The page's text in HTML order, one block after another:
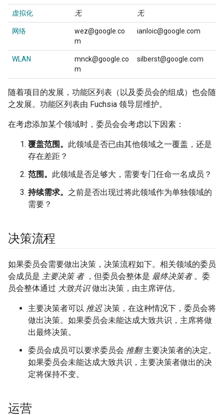
虚拟化 无 无
网络
wez@google.co
m
ianloic@google.com
WLAN
mnck@google.co
m
silberst@google.com
随着项目的发展，功能区列表（以及委员会的组成）也会随
之发展。功能区列表由 Fuchsia 领导层维护。
在考虑添加某个领域时，委员会会考虑以下因素：
覆盖范围。 此领域是否已由其他领域之一覆盖，还是
存在差距？
范围。 此领域是否足够大，需要专门任命一名成员？
持续需求。 之前是否出现过将此领域作为单独领域的
需要？
决策流程
如果委员会需要做出决策，决策流程如下。相关领域的委员
会成员是 主要决策 者，但委员会整体是 最终决策者。委
员会整体通过 大致共识做出决策，由主席评估。
主要决策者可以 推迟决策，在这种情况下，委员会将
做出决策。如果委员会未能达成大致共识，主席将做
出最终决策。
委员会成员可以要求委员会 推翻主要决策者的决定。
如果委员会未能达成大致共识，主要决策者做出的决
定将保持不变。
运营